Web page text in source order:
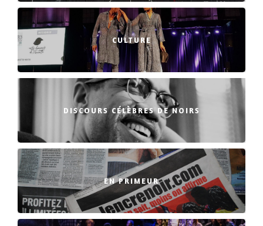
CULTURE
DISCOURS CÉLÈBRES DE NOIRS
EN PRIMEUR